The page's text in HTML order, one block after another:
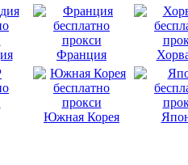
Франция
Южная Корея